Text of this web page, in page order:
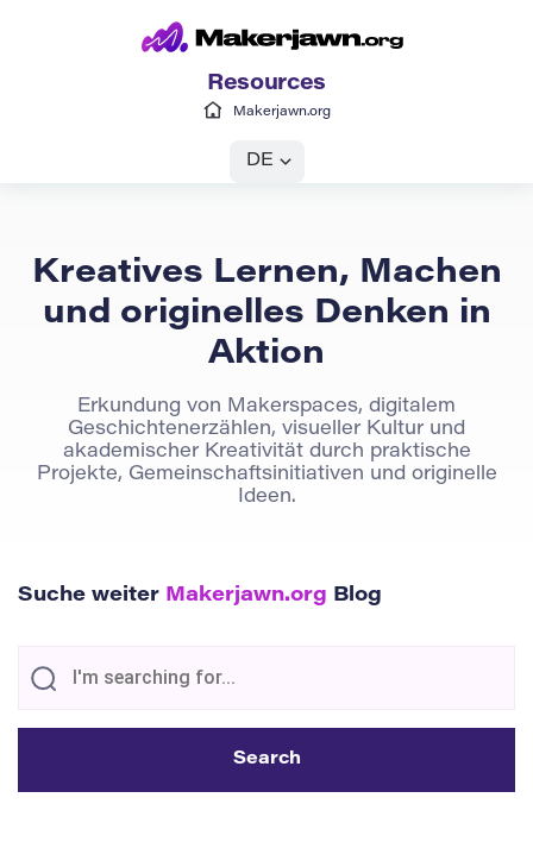
Resources
Makerjawn.org
DE
Kreatives Lernen, Machen
und originelles Denken in
Aktion
Erkundung von Makerspaces, digitalem
Geschichtenerzählen, visueller Kultur und
akademischer Kreativität durch praktische
Projekte, Gemeinschaftsinitiativen und originelle
Ideen.
Suche weiter Makerjawn.org Blog